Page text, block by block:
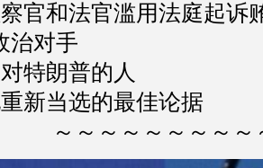
官和法官滥用法庭起诉
治对手
特朗普的人
新当选的最佳论据
～～～～～～～～～